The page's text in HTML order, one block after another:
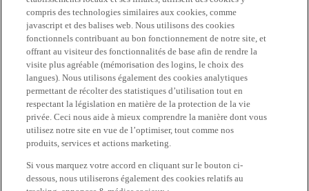
compris des technologies similaires aux cookies, comme
javascript et des balises web. Nous utilisons des cookies
fonctionnels contribuant au bon fonctionnement de notre site, et
offrant au visiteur des fonctionnalités de base afin de rendre la
visite plus agréable (mémorisation des logins, le choix des
langues). Nous utilisons également des cookies analytiques
permettant de récolter des statistiques d’utilisation tout en
respectant la législation en matière de la protection de la vie
privée. Ceci nous aide à mieux comprendre la manière dont vous
utilisez notre site en vue de l’optimiser, tout comme nos
produits, services et actions marketing.
Si vous marquez votre accord en cliquant sur le bouton ci-
dessous, nous utiliserons également des cookies relatifs au